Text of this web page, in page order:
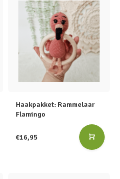
Haakpakket: Rammelaar
Flamingo
€16,95